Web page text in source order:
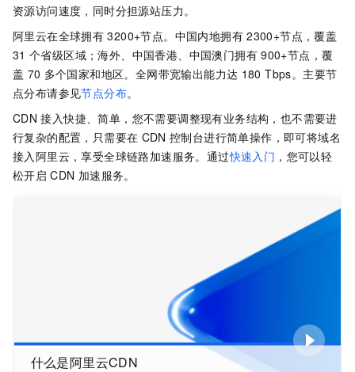
资源访问速度，同时分担源站压力。
阿里云在全球拥有 3200+节点。中国内地拥有 2300+节点，覆盖
31 个省级区域；海外、中国香港、中国澳门拥有 900+节点，覆
盖 70 多个国家和地区。全网带宽输出能力达 180 Tbps。主要节
点分布请参见节点分布。
CDN 接入快捷、简单，您不需要调整现有业务结构，也不需要进
行复杂的配置，只需要在 CDN 控制台进行简单操作，即可将域名
接入阿里云，享受全球链路加速服务。通过快速入门 ，您可以轻
松开启 CDN 加速服务。
什么是阿里云CDN